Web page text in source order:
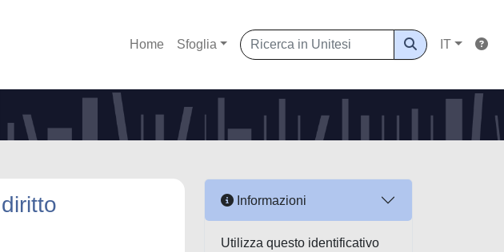
Home Sfoglia IT
Informazioni
Utilizza questo identificativo